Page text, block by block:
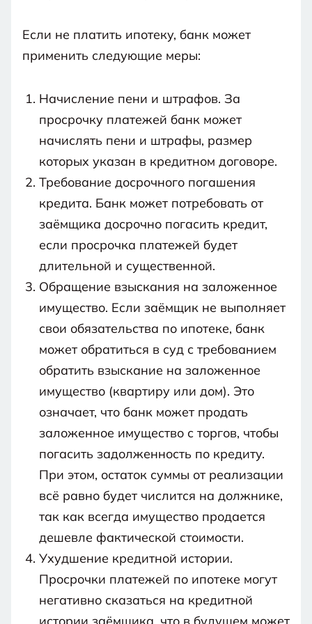
Связан
в
ходе
на
персональных
данных и
с правилами
сайтом
Если не платить ипотеку, банк может
применить следующие меры:
Начисление пени и штрафов. За
просрочку платежей банк может
начислять пени и штрафы, размер
которых указан в кредитном договоре.
Требование досрочного погашения
кредита. Банк может потребовать от
заёмщика досрочно погасить кредит,
если просрочка платежей будет
длительной и существенной.
Обращение взыскания на заложенное
имущество. Если заёмщик не выполняет
свои обязательства по ипотеке, банк
может обратиться в суд с требованием
обратить взыскание на заложенное
имущество (квартиру или дом). Это
означает, что банк может продать
заложенное имущество с торгов, чтобы
погасить задолженность по кредиту.
При этом, остаток суммы от реализации
всё равно будет числится на должнике,
так как всегда имущество продается
дешевле фактической стоимости.
Ухудшение кредитной истории.
Просрочки платежей по ипотеке могут
негативно сказаться на кредитной